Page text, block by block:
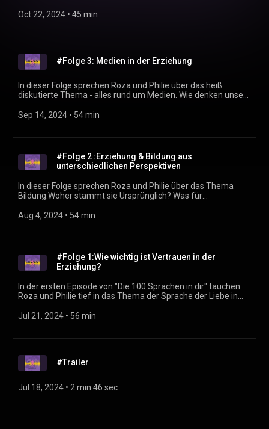
dieser Folge über das Thema „Selbstständigkeit“ in der
Oct 22, 2024 • 45 min
#Folge 3: Medien in der Erziehung
In dieser Folge sprechen Roza und Philie über das heiß
diskutierte Thema - alles rund um Medien. Wie denken unsere
Medien und wie gehen sie damit um. Wo müssen wir als
Sep 14, 2024 • 54 min
#Folge 2 :Erziehung & Bildung aus
unterschiedlichen Perspektiven
In dieser Folge sprechen Roza und Philie über das Thema
Bildung.Woher stammt sie Ursprünglich? Was für
diese im laufe der Zeit gewandelt? Was das alles mit dem
Aug 4, 2024 • 54 min
#Folge 1:Wie wichtig ist Vertrauen in der
Erziehung?
In der ersten Episode von "Die 100 Sprachen in dir" tauchen
Roza und Philie tief in das Thema der Sprache der Liebe in
wichtig ist, auf die eigenen Intuition und das Bauchgefühl zu
Kleinkindpädagogik und Philie erzählt von ihren
Herausforderungen und Erkenntnissen als frischgebackene
Mama. Lauscht den persönlichen Geschichten und
praktischen Tipps der beiden, während sie die Bedeutung der
Liebe und des Vertrauens in der Erziehung beleuchten.
Jul 21, 2024 • 56 min
#Trailer
Jul 18, 2024 • 2 min 46 sec